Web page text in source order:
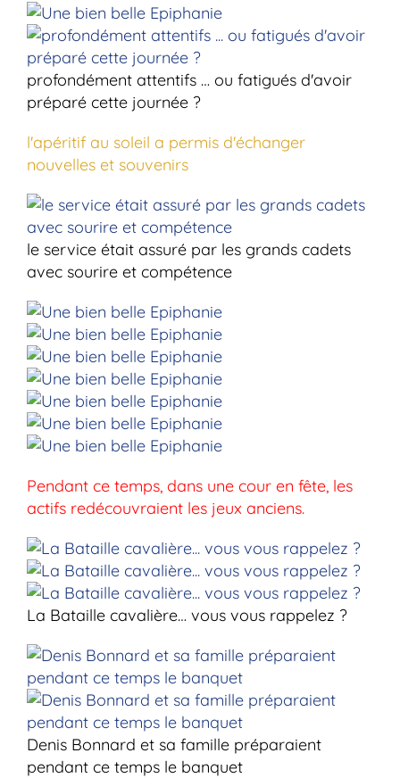
profondément attentifs … ou fatigués d'avoir
préparé cette journée ?
l'apéritif au soleil a permis d'échanger
nouvelles et souvenirs
le service était assuré par les grands cadets
avec sourire et compétence
Pendant ce temps, dans une cour en fête, les
actifs redécouvraient les jeux anciens.
La Bataille cavalière… vous vous rappelez ?
Denis Bonnard et sa famille préparaient
pendant ce temps le banquet